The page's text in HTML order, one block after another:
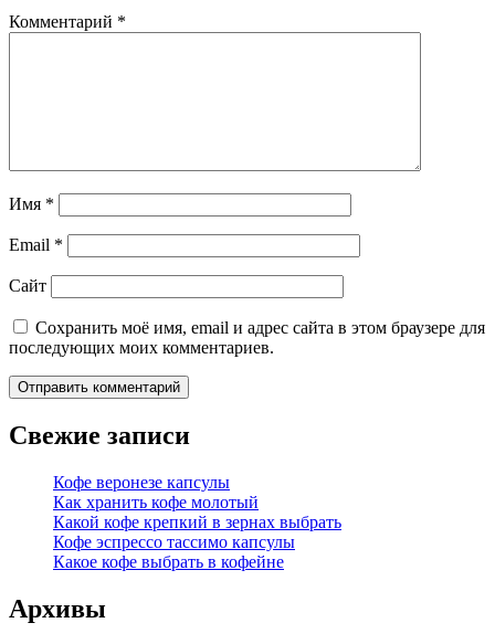
Комментарий *
Имя *
Email *
Сайт
Сохранить моё имя, email и адрес сайта в этом браузере для
последующих моих комментариев.
Свежие записи
Кофе веронезе капсулы
Как хранить кофе молотый
Какой кофе крепкий в зернах выбрать
Кофе эспрессо тассимо капсулы
Какое кофе выбрать в кофейне
Архивы